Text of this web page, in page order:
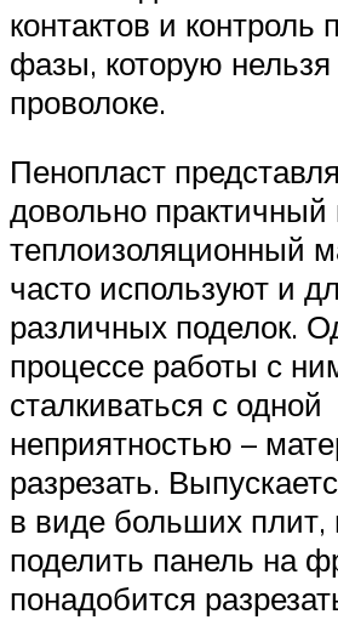
контактов и контроль
фазы, которую нельзя
проволоке.
Пенопласт
довольно практичный
теплоизоляционный
часто используют и
различных поделок.
процессе работы с
сталкиваться с одной
неприятностью –
разрезать.
в виде больших плит,
поделить панель на
понадобится